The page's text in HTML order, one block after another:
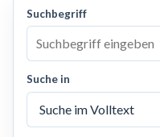
Suchbegriff
Suche in